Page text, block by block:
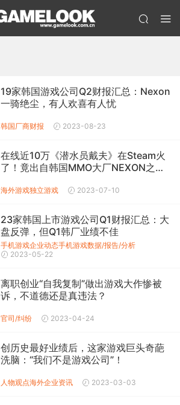
19家韩国游戏公司Q2财报汇总：Nexon
一骑绝尘，有人欢喜有人忧
韩国厂商财报 2023-08-23
在线近10万《潜水员戴夫》在Steam火
了！竟出自韩国MMO大厂NEXON之
海外游戏独立游戏 2023-07-10
23家韩国上市游戏公司Q1财报汇总：大
盘反弹，但Q1韩厂业绩不佳
手机游戏企业动态手机游戏数据/报告/分析
2023-05-22
离职创业“自我复制”做出游戏大作惨被
诉，不道德还是真违法？
官司/纠纷 2023-04-24
创历史最好业绩后，这家游戏巨头奇葩
洗脑：“我们不是游戏公司”！
人物观点海外企业资讯 2023-03-03